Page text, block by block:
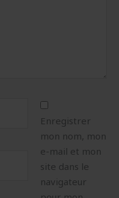
Enregistrer
mon nom, mon
e-mail et mon
site dans le
navigateur